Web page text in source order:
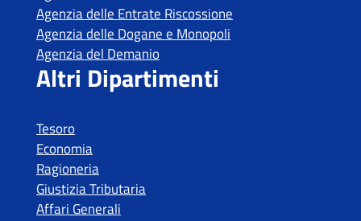
Tesoro
Economia
Ragioneria
Giustizia Tributaria
Affari Generali